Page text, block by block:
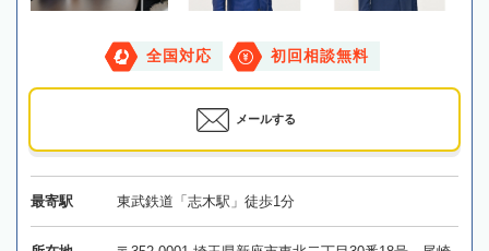
全国対応 初回相談無料
メールする
最寄駅 東武鉄道「志木駅」徒歩1分